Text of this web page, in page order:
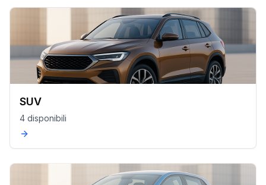
SUV
4 disponibili